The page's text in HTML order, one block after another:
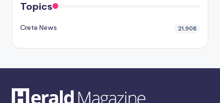
Topics
Crete News 21,908